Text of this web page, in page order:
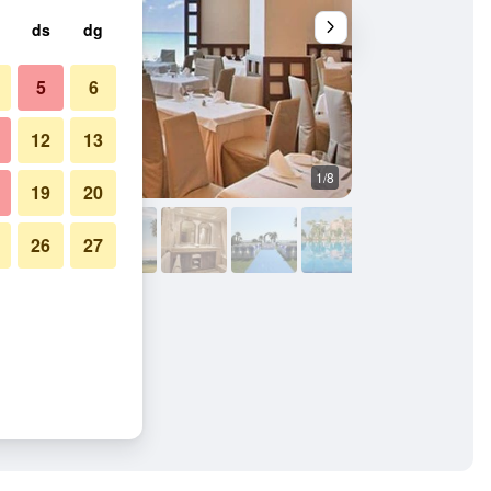
1/8
ds dg
5 6
12 13
19 20
26 27